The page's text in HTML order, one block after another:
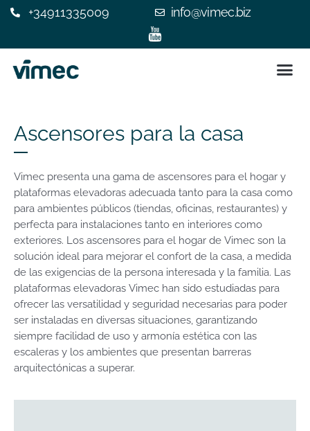
+34911335009 info@vimec.biz
Ascensores para la casa
Vimec presenta una gama de ascensores para el hogar y
plataformas elevadoras adecuada tanto para la casa como
para ambientes públicos (tiendas, oficinas, restaurantes) y
perfecta para instalaciones tanto en interiores como
exteriores. Los ascensores para el hogar de Vimec son la
solución ideal para mejorar el confort de la casa, a medida
de las exigencias de la persona interesada y la familia. Las
plataformas elevadoras Vimec han sido estudiadas para
ofrecer las versatilidad y seguridad necesarias para poder
ser instaladas en diversas situaciones, garantizando
siempre facilidad de uso y armonía estética con las
escaleras y los ambientes que presentan barreras
arquitectónicas a superar.